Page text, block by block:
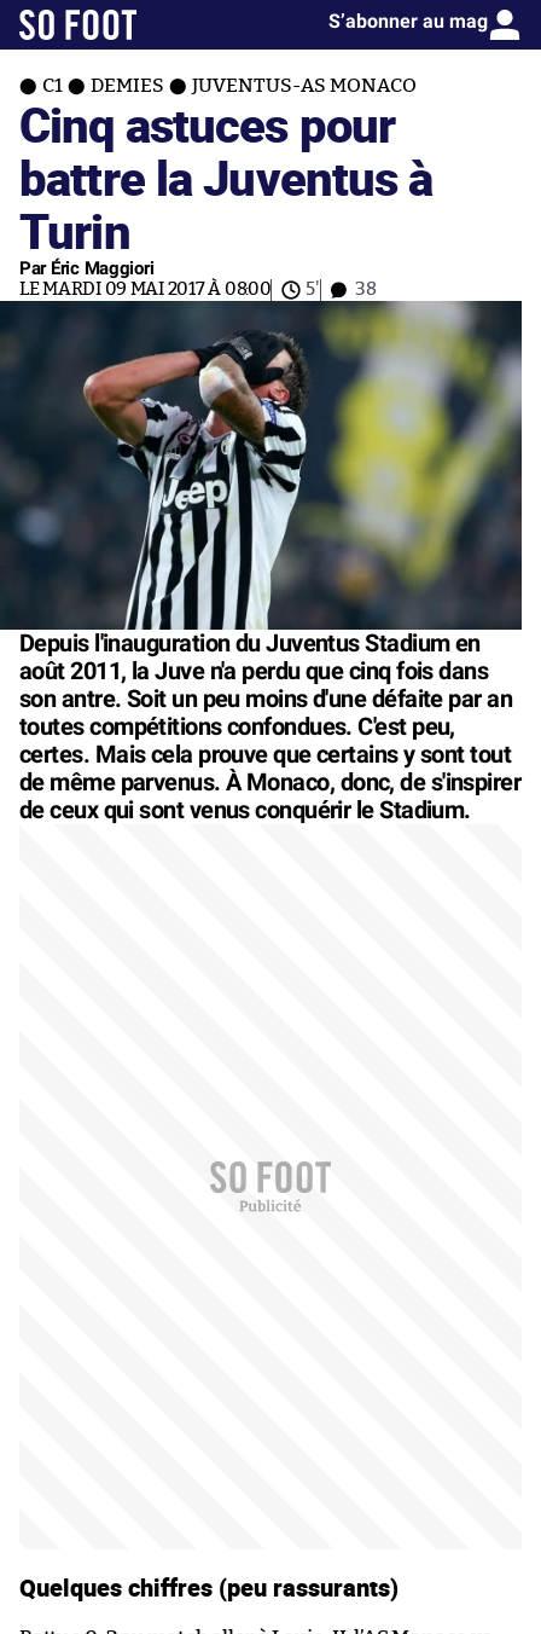
S’abonner au mag
C1 DEMIES JUVENTUS-AS MONACO
Cinq astuces pour
battre la Juventus à
Turin
Par Éric Maggiori
LE MARDI 09 MAI 2017 À 08:00 5' 38
Depuis l'inauguration du Juventus Stadium en
août 2011, la Juve n'a perdu que cinq fois dans
son antre. Soit un peu moins d'une défaite par an
toutes compétitions confondues. C'est peu,
certes. Mais cela prouve que certains y sont tout
de même parvenus. À Monaco, donc, de s'inspirer
de ceux qui sont venus conquérir le Stadium.
Quelques chiffres (peu rassurants)